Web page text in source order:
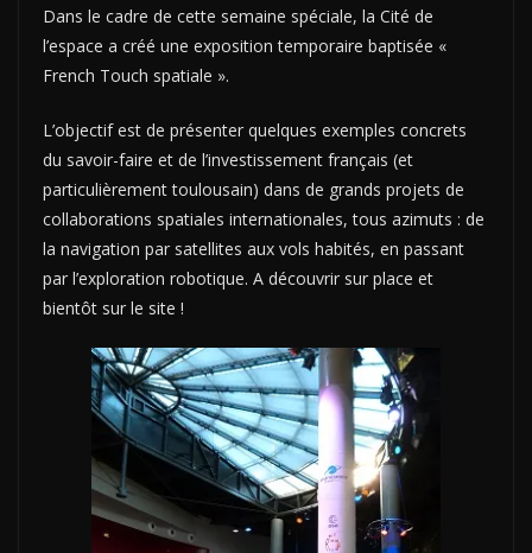
Dans le cadre de cette semaine spéciale, la Cité de
l’espace a créé une exposition temporaire baptisée «
French Touch spatiale ».
L’objectif est de présenter quelques exemples concrets
du savoir-faire et de l’investissement français (et
particulièrement toulousain) dans de grands projets de
collaborations spatiales internationales, tous azimuts : de
la navigation par satellites aux vols habités, en passant
par l’exploration robotique. A découvrir sur place et
bientôt sur le site !